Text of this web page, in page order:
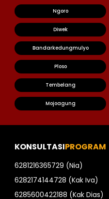
Ngoro
Diwek
Bandarkedungmulyo
Ploso
Tembelang
Mojoagung
KONSULTASIPROGRAM
6281216365729 (Nia)
6282174144728 (Kak Iva)
6285600422188 (Kak Dias)